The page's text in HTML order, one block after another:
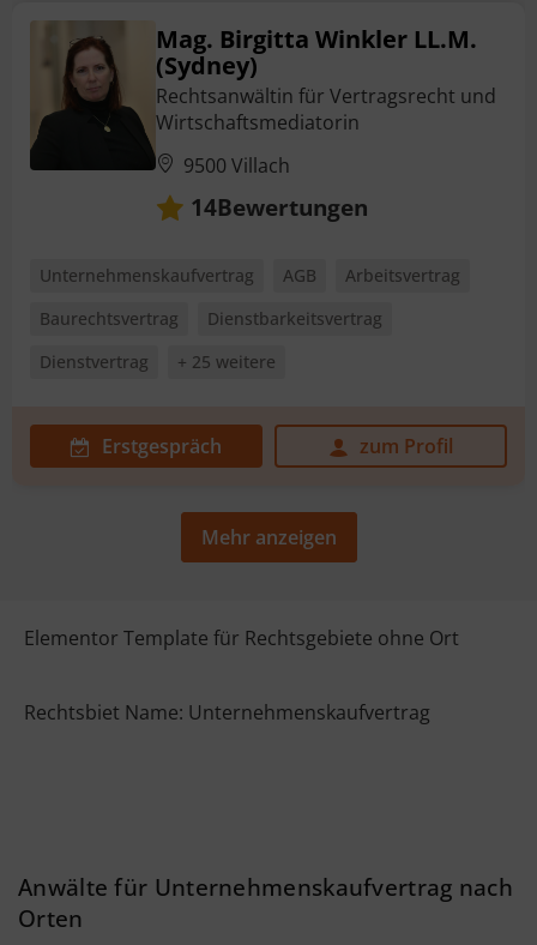
Mag. Birgitta Winkler LL.M.
(Sydney)
Rechtsanwältin für Vertragsrecht und
Wirtschaftsmediatorin
9500 Villach
14Bewertungen
Unternehmenskaufvertrag AGB
Arbeitsvertrag
Baurechtsvertrag
Dienstbarkeitsvertrag
Dienstvertrag
+ 25 weitere
Erstgespräch zum Profil
Mehr anzeigen
Elementor Template für Rechtsgebiete ohne Ort
Rechtsbiet Name: Unternehmenskaufvertrag
Anwälte für Unternehmenskaufvertrag nach
Orten